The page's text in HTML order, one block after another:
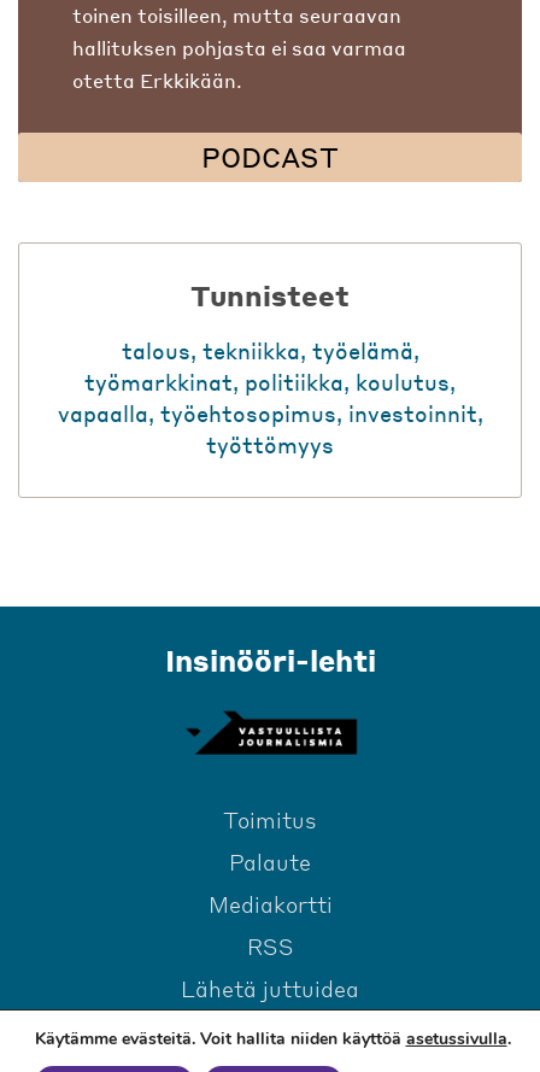
toinen toisilleen, mutta seuraavan
hallituksen pohjasta ei saa varmaa
otetta Erkkikään.
PODCAST
Tunnisteet
talous, tekniikka, työelämä,
työmarkkinat, politiikka, koulutus,
vapaalla, työehtosopimus, investoinnit,
työttömyys
Insinööri-lehti
Toimitus
Palaute
Mediakortti
RSS
Lähetä juttuidea
Käytämme evästeitä. Voit hallita niiden käyttöä asetussivulla.